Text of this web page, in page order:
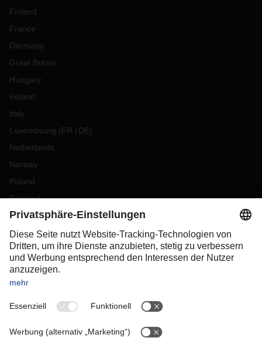
Finland
France
Germany
Great Britain
Hungary
Ireland
Italy
Luxembourg (FR DE)
Netherlands
Norway
Poland
Portugal
Romania
Slovakia
Spain
Sweden
Switzerland
OCEANIA